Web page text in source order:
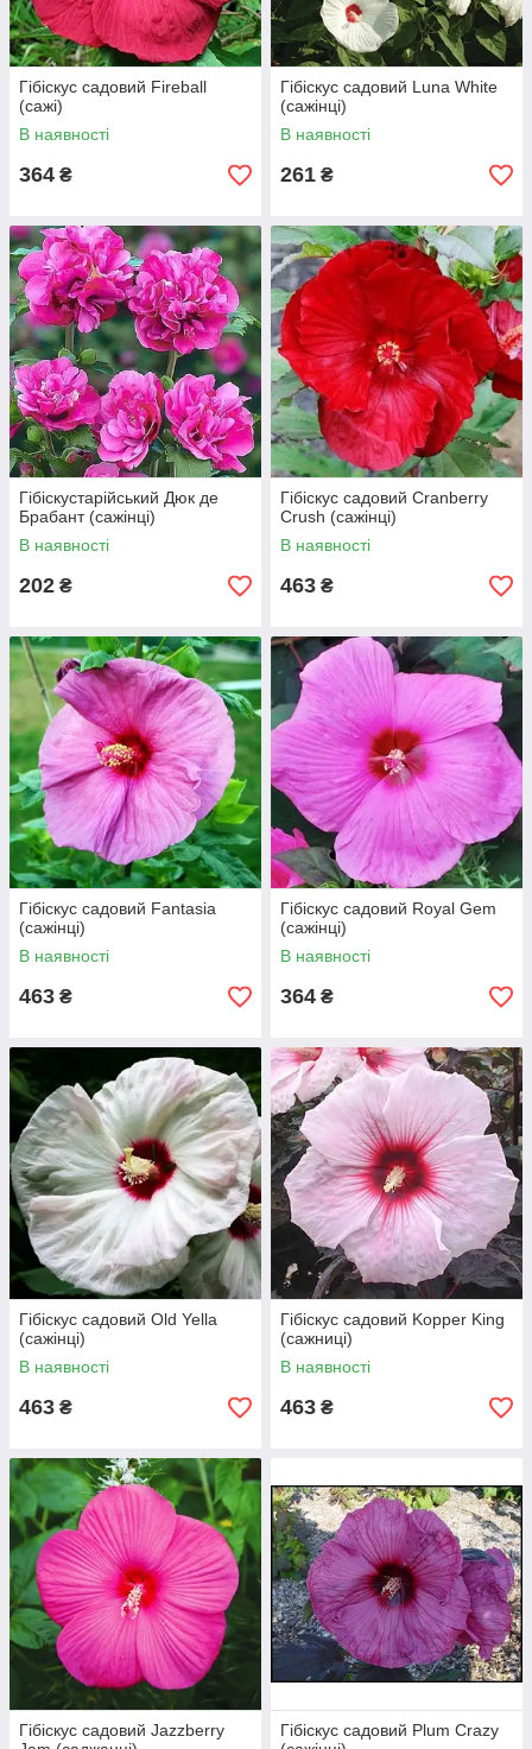
Гібіскус садовий Fireball
(сажі)
В наявності
364 ₴
Гібіскус садовий Luna White
(сажінці)
В наявності
261 ₴
Гібіскустарійський Дюк де
Брабант (сажінці)
В наявності
202 ₴
Гібіскус садовий Cranberry
Crush (сажінці)
В наявності
463 ₴
Гібіскус садовий Fantasia
(сажінці)
В наявності
463 ₴
Гібіскус садовий Royal Gem
(сажінці)
В наявності
364 ₴
Гібіскус садовий Old Yella
(сажінці)
В наявності
463 ₴
Гібіскус садовий Kopper King
(сажниці)
В наявності
463 ₴
Гібіскус садовий Jazzberry
Гібіскус садовий Plum Crazy